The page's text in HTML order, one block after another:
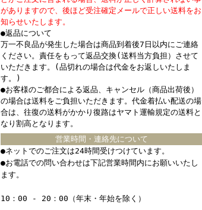
がありますので、後ほど受注確定メールで正しい送料をお
知らせいたします。
●返品について
万一不良品が発生した場合は商品到着後7日以内にご連絡
ください。責任をもって返品交換(送料当方負担）させて
いただきます。(品切れの場合は代金をお返しいたしま
す。)
●お客様のご都合による返品、キャンセル（商品出荷後）
の場合は送料をご負担いただきます。代金着払い配送の場
合は、往復の送料がかかり復路はヤマト運輸規定の送料と
なり割高となります。
営業時間・連絡先について
●ネットでのご注文は24時間受けつけています。
●お電話での問い合わせは下記営業時間内にお願いいたし
ます。
10：00 - 20：00（年末・年始を除く）